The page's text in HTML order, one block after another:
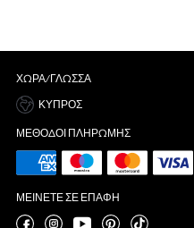
ΧΏΡΑ/ΓΛΏΣΣΑ
ΚΎΠΡΟΣ
ΜΈΘΟΔΟΙ ΠΛΗΡΩΜΉΣ
ΜΕΊΝΕΤΕ ΣΕ ΕΠΑΦΉ